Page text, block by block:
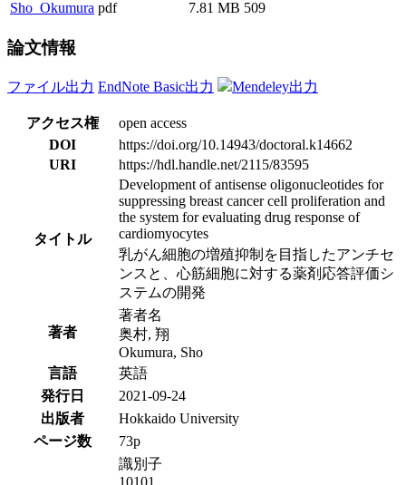
Sho_Okumura pdf 7.81 MB 509
論文情報
ファイル出力 EndNote Basic出力 Mendeley出力
アクセス権
open access
DOI
https://doi.org/10.14943/doctoral.k14662
URI
https://hdl.handle.net/2115/83595
タイトル
Development of antisense oligonucleotides for
suppressing breast cancer cell proliferation and
the system for evaluating drug response of
cardiomyocytes
乳がん細胞の増殖抑制を目指したアンチセ
ンスと、心筋細胞に対する薬剤応答評価シ
ステムの開発
著者
著者名
奥村, 翔
Okumura, Sho
言語
英語
発行日
2021-09-24
出版者
Hokkaido University
ページ数
73p
識別子
10101